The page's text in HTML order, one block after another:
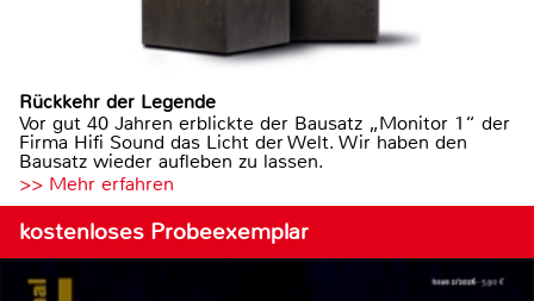
Rückkehr der Legende
Vor gut 40 Jahren erblickte der Bausatz „Monitor 1“ der
Firma Hifi Sound das Licht der Welt. Wir haben den
Bausatz wieder aufleben zu lassen.
>> Mehr erfahren
kostenloses Probeexemplar